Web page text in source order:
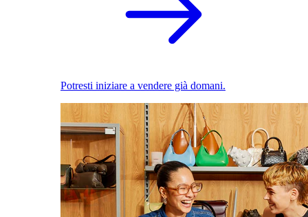
Potresti iniziare a vendere già domani.